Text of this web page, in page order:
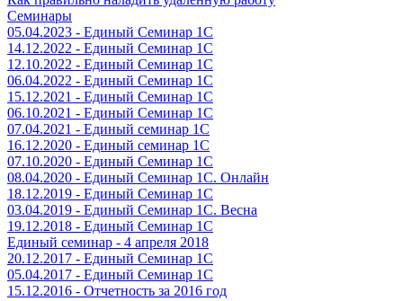
Семинары
05.04.2023 - Единый Семинар 1С
14.12.2022 - Единый Семинар 1С
12.10.2022 - Единый Семинар 1С
06.04.2022 - Единый Семинар 1С
15.12.2021 - Единый Семинар 1С
06.10.2021 - Единый Семинар 1С
07.04.2021 - Единый семинар 1С
16.12.2020 - Единый семинар 1С
07.10.2020 - Единый Семинар 1С
08.04.2020 - Единый Семинар 1С. Онлайн
18.12.2019 - Единый Семинар 1С
03.04.2019 - Единый Семинар 1С. Весна
19.12.2018 - Единый Семинар 1С
Единый семинар - 4 апреля 2018
20.12.2017 - Единый Семинар 1С
05.04.2017 - Единый Семинар 1С
15.12.2016 - Отчетность за 2016 год